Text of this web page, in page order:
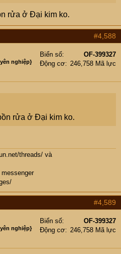
rửa ở Đại kim ko.
#4,588
nghiệp}
Biển số
OF-399327
Động cơ
246,758 Mã lực
rửa ở Đại kim ko.
threads/ và
#4,589
nghiệp}
Biển số
OF-399327
Động cơ
246,758 Mã lực